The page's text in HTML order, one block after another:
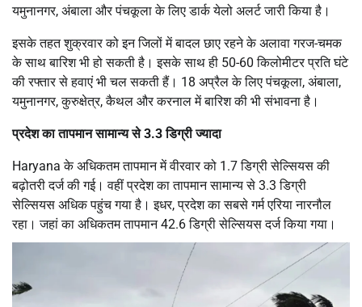
यमुनानगर, अंबाला और पंचकूला के लिए डार्क येलो अलर्ट जारी किया है।
इसके तहत शुक्रवार को इन जिलों में बादल छाए रहने के अलावा गरज-चमक
के साथ बारिश भी हो सकती है। इसके साथ ही 50-60 किलोमीटर प्रति घंटे
की रफ्तार से हवाएं भी चल सकती हैं। 18 अप्रैल के लिए पंचकूला, अंबाला,
यमुनानगर, कुरुक्षेत्र, कैथल और करनाल में बारिश की भी संभावना है।
प्रदेश का तापमान सामान्य से 3.3 डिग्री ज्यादा
Haryana के अधिकतम तापमान में वीरवार को 1.7 डिग्री सेल्सियस की
बढ़ोतरी दर्ज की गई। वहीं प्रदेश का तापमान सामान्य से 3.3 डिग्री
सेल्सियस अधिक पहुंच गया है। इधर, प्रदेश का सबसे गर्म एरिया नारनौल
रहा। जहां का अधिकतम तापमान 42.6 डिग्री सेल्सियस दर्ज किया गया।